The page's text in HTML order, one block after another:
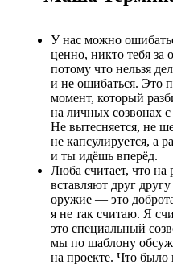
У нас можно
ценно, никто тебя за
потому что нельзя
и не ошибаться. Это
момент, который
на личных созвонах
Не вытесняется, не
не капсулируется, а
и ты идёшь вперёд.
Люба считает, что на
вставляют друг
оружие ― это
я не так считаю. Я
это специальный
мы по шаблону
на проекте. Что было